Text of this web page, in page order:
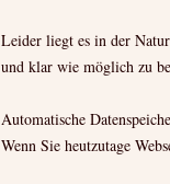
Leider liegt es in der
und klar wie möglich zu
Automatische
Wenn Sie heutzutage